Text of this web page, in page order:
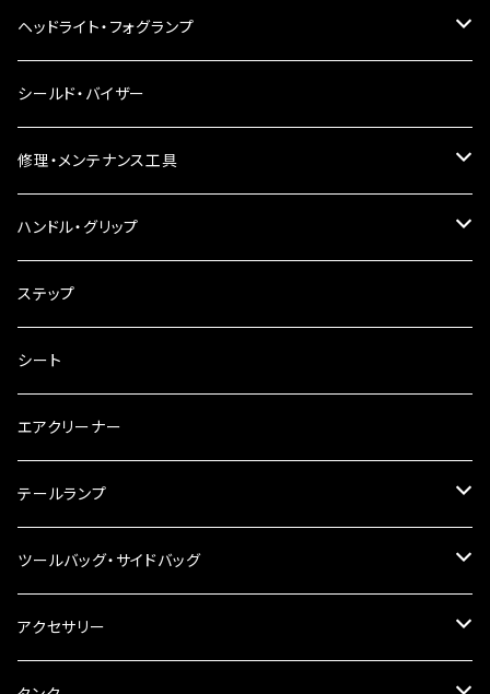
LEDウインカー
電球型ウインカー
バードゲージウインカー
ウインカークランプ
ヘッドライト・フォグランプ
ヘッドライト
フォグランプ
配線・リレー
シールド・バイザー
修理・メンテナンス工具
インテークマニホールド
電装・配線・キボシ等
キャブレター
チェーン
工具類
ハンドル・グリップ
グリップ
バーハン
ハンドルパーツ
ハンドルスイッチ
その他
ハンドルポスト
ハンドルブレース
ステアリングダンパー
ステップ
シート
エアクリーナー
テールランプ
ナンバー灯
ツールバッグ・サイドバッグ
ツールバッグ
アクセサリー